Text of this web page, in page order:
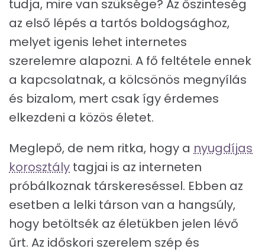
tudja, mire van szüksége? Az őszinteség
az első lépés a tartós boldogsághoz,
melyet igenis lehet internetes
szerelemre alapozni. A fő feltétele ennek
a kapcsolatnak, a kölcsönös megnyílás
és bizalom, mert csak így érdemes
elkezdeni a közös életet.
Meglepő, de nem ritka, hogy a nyugdíjas
korosztály tagjai is az interneten
próbálkoznak társkereséssel. Ebben az
esetben a lelki társon van a hangsúly,
hogy betöltsék az életükben jelen lévő
űrt. Az időskori szerelem szép és